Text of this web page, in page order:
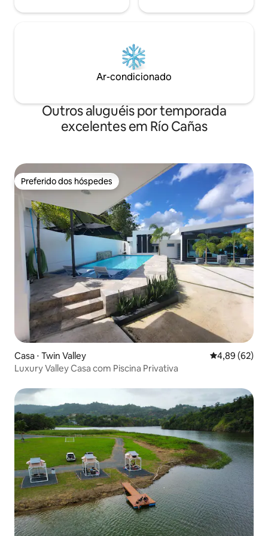
Ar-condicionado
Outros aluguéis por temporada
excelentes em Río Cañas
Preferido dos hóspedes
Preferido dos hóspedes
Casa ⋅ Twin Valley 4,89 de uma
4,89 (62)
Luxury Valley Casa com Piscina Privativa